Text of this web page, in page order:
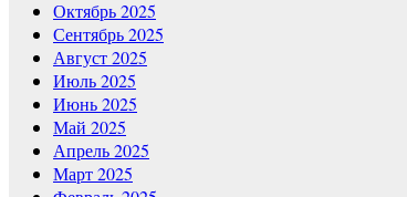
Октябрь 2025
Сентябрь 2025
Август 2025
Июль 2025
Июнь 2025
Май 2025
Апрель 2025
Март 2025